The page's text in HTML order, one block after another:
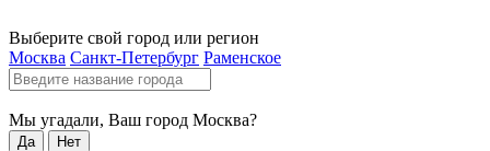
Выберите свой город или регион
Москва Санкт-Петербург Раменское
Мы угадали, Ваш город Москва?
Да Нет